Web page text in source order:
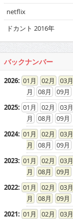
netflix
ドカント 2016年
バックナンバー
2026: 01 02 03
08
09
2025: 01 02 03
08
09
2024: 01 02 03
08
09
2023: 01 02 03
08
09
2022: 01 02 03
08
09
2021: 01 02 03